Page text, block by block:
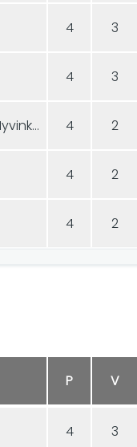
4 3
4 3
A3 - Huhtikuussa satais ees räntää, Hyvinkään Curling 4 2
4 2
4 2
P V
4 3